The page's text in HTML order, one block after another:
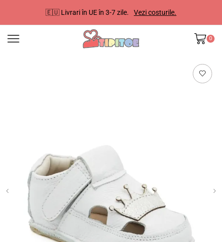
🇪🇺 Livrari în UE în 3-7 zile. Vezi costurile.
0